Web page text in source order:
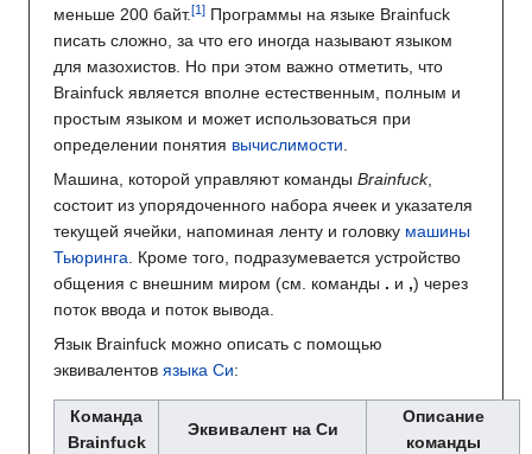
меньше 200 байт.
Программы на языке Brainfuck
писать сложно, за что его иногда называют языком
для мазохистов. Но при этом важно отметить, что
Brainfuck является вполне естественным, полным и
простым языком и может использоваться при
определении понятия вычислимости.
Машина, которой управляют команды Brainfuck,
состоит из упорядоченного набора ячеек и указателя
текущей ячейки, напоминая ленту и головку машины
Тьюринга. Кроме того, подразумевается устройство
общения с внешним миром (см. команды . и ,) через
поток ввода и поток вывода.
Язык Brainfuck можно описать с помощью
эквивалентов языка Си:
Команда
Brainfuck
Эквивалент на Си
Описание
команды